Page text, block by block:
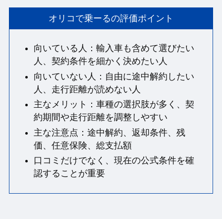
オリコで乗ーるの評価ポイント
向いている人：輸入車も含めて選びたい
人、契約条件を細かく決めたい人
向いていない人：自由に途中解約したい
人、走行距離が読めない人
主なメリット：車種の選択肢が多く、契
約期間や走行距離を調整しやすい
主な注意点：途中解約、返却条件、残
価、任意保険、総支払額
口コミだけでなく、現在の公式条件を確
認することが重要